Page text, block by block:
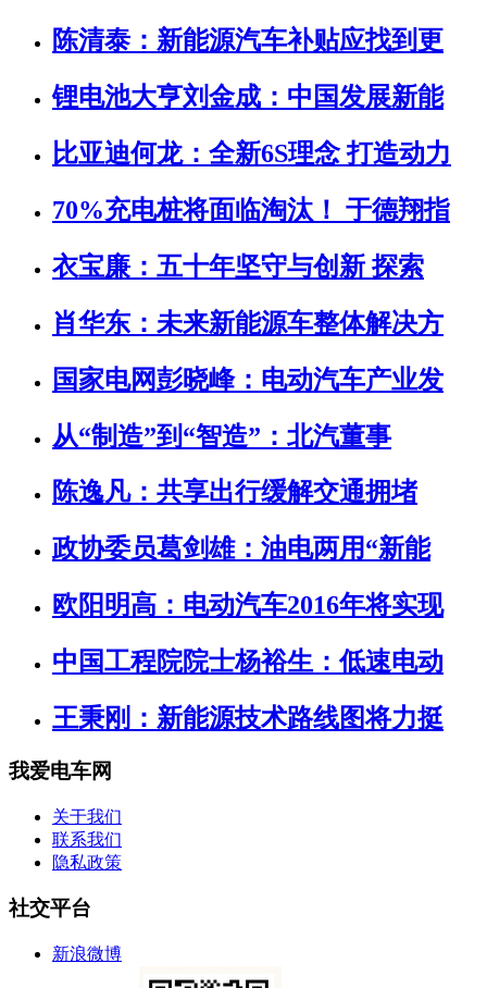
陈清泰：新能源汽车补贴应找到更
锂电池大亨刘金成：中国发展新能
比亚迪何龙：全新6S理念 打造动力
70%充电桩将面临淘汰！ 于德翔指
衣宝廉：五十年坚守与创新 探索
肖华东：未来新能源车整体解决方
国家电网彭晓峰：电动汽车产业发
从“制造”到“智造”：北汽董事
陈逸凡：共享出行缓解交通拥堵
政协委员葛剑雄：油电两用“新能
欧阳明高：电动汽车2016年将实现
中国工程院院士杨裕生：低速电动
王秉刚：新能源技术路线图将力挺
我爱电车网
关于我们
联系我们
隐私政策
社交平台
新浪微博